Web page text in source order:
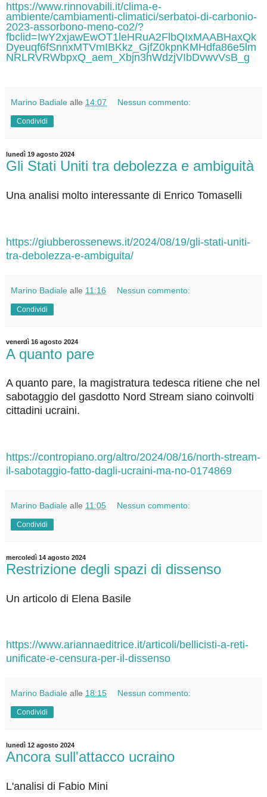
https://www.rinnovabili.it/clima-e-
ambiente/cambiamenti-climatici/serbatoi-di-carbonio-
2023-assorbono-meno-co2/?
fbclid=IwY2xjawEwOT1leHRuA2FlbQIxMAABHaxQk
Dyeuqf6fSnnxMTVmIBKkz_GjfZ0kpnKMHdfa86e5lm
NRLRVRWbpxQ_aem_Xbjn3hWdzjVIbDvwvVsB_g
Marino Badiale alle 14:07 Nessun commento:
Condividi
lunedì 19 agosto 2024
Gli Stati Uniti tra debolezza e ambiguità
Una analisi molto interessante di Enrico Tomaselli
https://giubberossenews.it/2024/08/19/gli-stati-uniti-
tra-debolezza-e-ambiguita/
Marino Badiale alle 11:16 Nessun commento:
Condividi
venerdì 16 agosto 2024
A quanto pare
A quanto pare, la magistratura tedesca ritiene che nel
sabotaggio del gasdotto Nord Stream siano coinvolti
cittadini ucraini.
https://contropiano.org/altro/2024/08/16/north-stream-
il-sabotaggio-fatto-dagli-ucraini-ma-no-0174869
Marino Badiale alle 11:05 Nessun commento:
Condividi
mercoledì 14 agosto 2024
Restrizione degli spazi di dissenso
Un articolo di Elena Basile
https://www.ariannaeditrice.it/articoli/bellicisti-a-reti-
unificate-e-censura-per-il-dissenso
Marino Badiale alle 18:15 Nessun commento:
Condividi
lunedì 12 agosto 2024
Ancora sull'attacco ucraino
L'analisi di Fabio Mini